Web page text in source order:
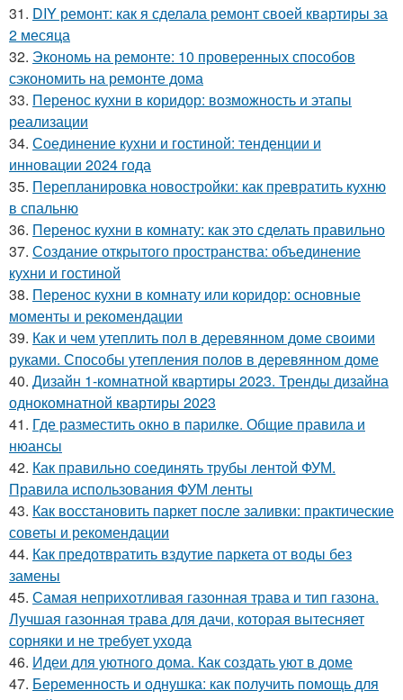
31. DIY ремонт: как я сделала ремонт своей квартиры за
2 месяца
32. Экономь на ремонте: 10 проверенных способов
сэкономить на ремонте дома
33. Перенос кухни в коридор: возможность и этапы
реализации
34. Соединение кухни и гостиной: тенденции и
инновации 2024 года
35. Перепланировка новостройки: как превратить кухню
в спальню
36. Перенос кухни в комнату: как это сделать правильно
37. Создание открытого пространства: объединение
кухни и гостиной
38. Перенос кухни в комнату или коридор: основные
моменты и рекомендации
39. Как и чем утеплить пол в деревянном доме своими
руками. Способы утепления полов в деревянном доме
40. Дизайн 1-комнатной квартиры 2023. Тренды дизайна
однокомнатной квартиры 2023
41. Где разместить окно в парилке. Общие правила и
нюансы
42. Как правильно соединять трубы лентой ФУМ.
Правила использования ФУМ ленты
43. Как восстановить паркет после заливки: практические
советы и рекомендации
44. Как предотвратить вздутие паркета от воды без
замены
45. Самая неприхотливая газонная трава и тип газона.
Лучшая газонная трава для дачи, которая вытесняет
сорняки и не требует ухода
46. Идеи для уютного дома. Как создать уют в доме
47. Беременность и однушка: как получить помощь для